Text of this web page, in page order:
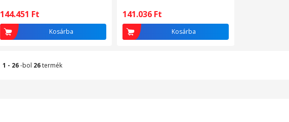
144.451 Ft
Kosárba
141.036 Ft
Kosárba
1 - 26-bol 26termék